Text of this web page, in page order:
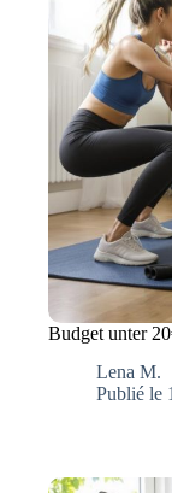
Budget unter
Lena M.
Publié le